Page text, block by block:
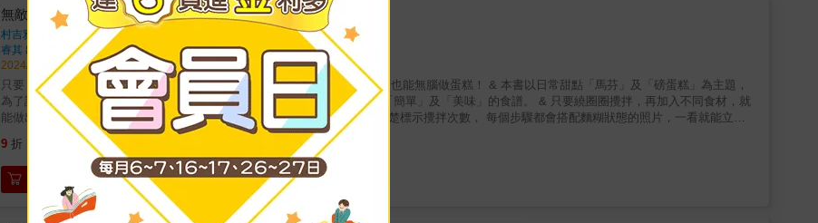
相信，每一次投入的時間與心意，都會在成品中閃耀光芒。四季流轉，甜點如詩，我願意用這些作品，與你／妳分享我眼中最美的時光。
無敵簡單馬芬磅蛋糕
村吉雅之
睿其 出版
2024/04/24 出版
只要「畫圓」攪拌即可！ 不敢相信的簡單&times;不可思議的輕鬆， 零基礎也能無腦做蛋糕！ & 本書以日常甜點「馬芬」及「磅蛋糕」為主題，
為了讓大家在家也能輕鬆製作這些點心， 作者經過反覆試作，得出了兼具「簡單」及「美味」的食譜。 & 只要繞圈圈攪拌，再加入不同食材，就
能做出各種口味的磅蛋糕與馬芬！ 全部的作法皆簡化至3個步驟以內，並清楚標示攪拌次數， 每個步驟都會搭配麵糊狀態的照片，一看就能立刻
跟著做！ & 這種只需要畫圈攪拌的簡單食譜， 除了讓至今從未製作過甜點的人感到安心， 也會讓熟練於製作甜點的人覺得新奇。 大家一起享受
手作點心的樂趣和美味吧！ & PART 1 &gt;&gt; 畫圈攪拌的「磅蛋糕」 磅蛋糕看似簡單，實際上是非常容易失敗的點心。 為了做得好吃，有許多
必備的訣竅，例如材料的添加方式及攪拌方法等等，& 只需要遵守本書的製作重點，按照食譜畫圈攪拌，再送進烤箱。 不論嘗試幾次，隨時都能
品嚐到烤得蓬鬆且入口即化的磅蛋糕。 & PART 2 &gt;&gt; 畫圈攪拌的「馬芬」 馬芬不僅可以作為早餐或點心，也是當肚子有點餓時會想大口享
用的日常甜點。 為了在想吃的時候能迅速烤好，因此設計成使用植物油即可輕鬆製作的食譜。 特色為口感鬆軟輕盈，讓人感覺可以一次吃下好幾
個， 是不論男女老幼，大家都會喜愛的滋味。 & 本書特色 & 1. 以基本的磅蛋糕、馬芬為基礎，搭配各種配料，變化不同口味。 2. 作法簡化至3
9 折 315 元
加入購物車